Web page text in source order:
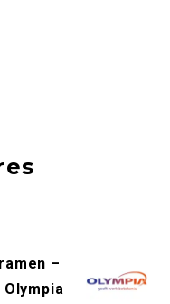
–